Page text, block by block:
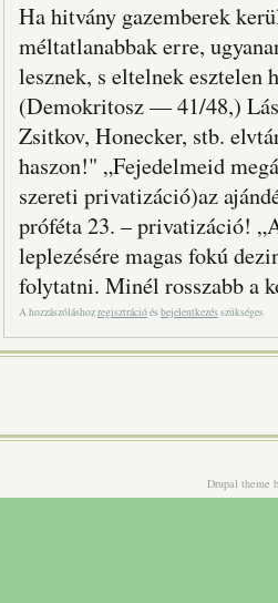
Ha hitvány gazemberek
méltatlanabbak erre,
lesznek, s eltelnek esztelen
(Demokritosz — 41/48,)
Zsitkov, Honecker, stb.
haszon!" „Fejedelmeid
szereti privatizáció)az
próféta 23. – privatizáció!
leplezésére magas fokú
folytatni. Minél rosszabb a
A hozzászóláshozregisztrációésbejelentkezésszükséges
Drupal theme